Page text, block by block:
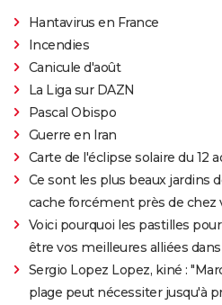
Hantavirus en France
Incendies
Canicule d'août
La Liga sur DAZN
Pascal Obispo
Guerre en Iran
Carte de l'éclipse solaire du 12
Ce sont les plus beaux jardins
cache forcément près de chez
Voici pourquoi les pastilles
être vos meilleures alliées
Sergio Lopez Lopez, kiné :
plage peut nécessiter jusqu'à